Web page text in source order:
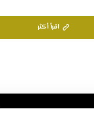
اقرأ أكثر